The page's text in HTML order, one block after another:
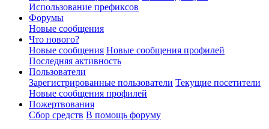
Использование префиксов
Форумы
Новые сообщения
Что нового?
Новые сообщения Новые сообщения профилей
Последняя активность
Пользователи
Зарегистрированные пользователи Текущие посетители
Новые сообщения профилей
Пожертвования
Сбор средств В помощь форуму